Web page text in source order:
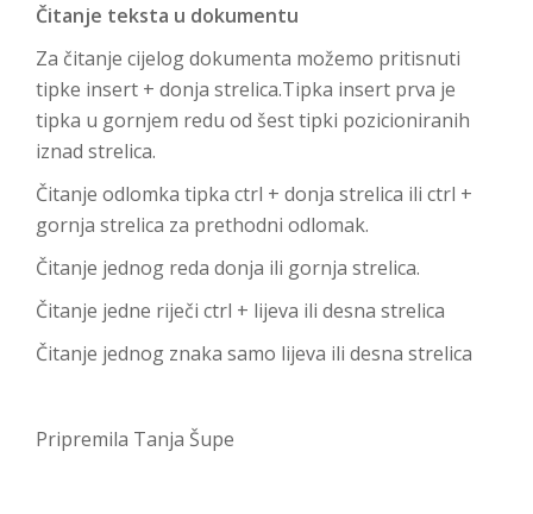
Čitanje teksta u dokumentu
Za čitanje cijelog dokumenta možemo pritisnuti
tipke insert + donja strelica.Tipka insert prva je
tipka u gornjem redu od šest tipki pozicioniranih
iznad strelica.
Čitanje odlomka tipka ctrl + donja strelica ili ctrl +
gornja strelica za prethodni odlomak.
Čitanje jednog reda donja ili gornja strelica.
Čitanje jedne riječi ctrl + lijeva ili desna strelica
Čitanje jednog znaka samo lijeva ili desna strelica
Pripremila Tanja Šupe